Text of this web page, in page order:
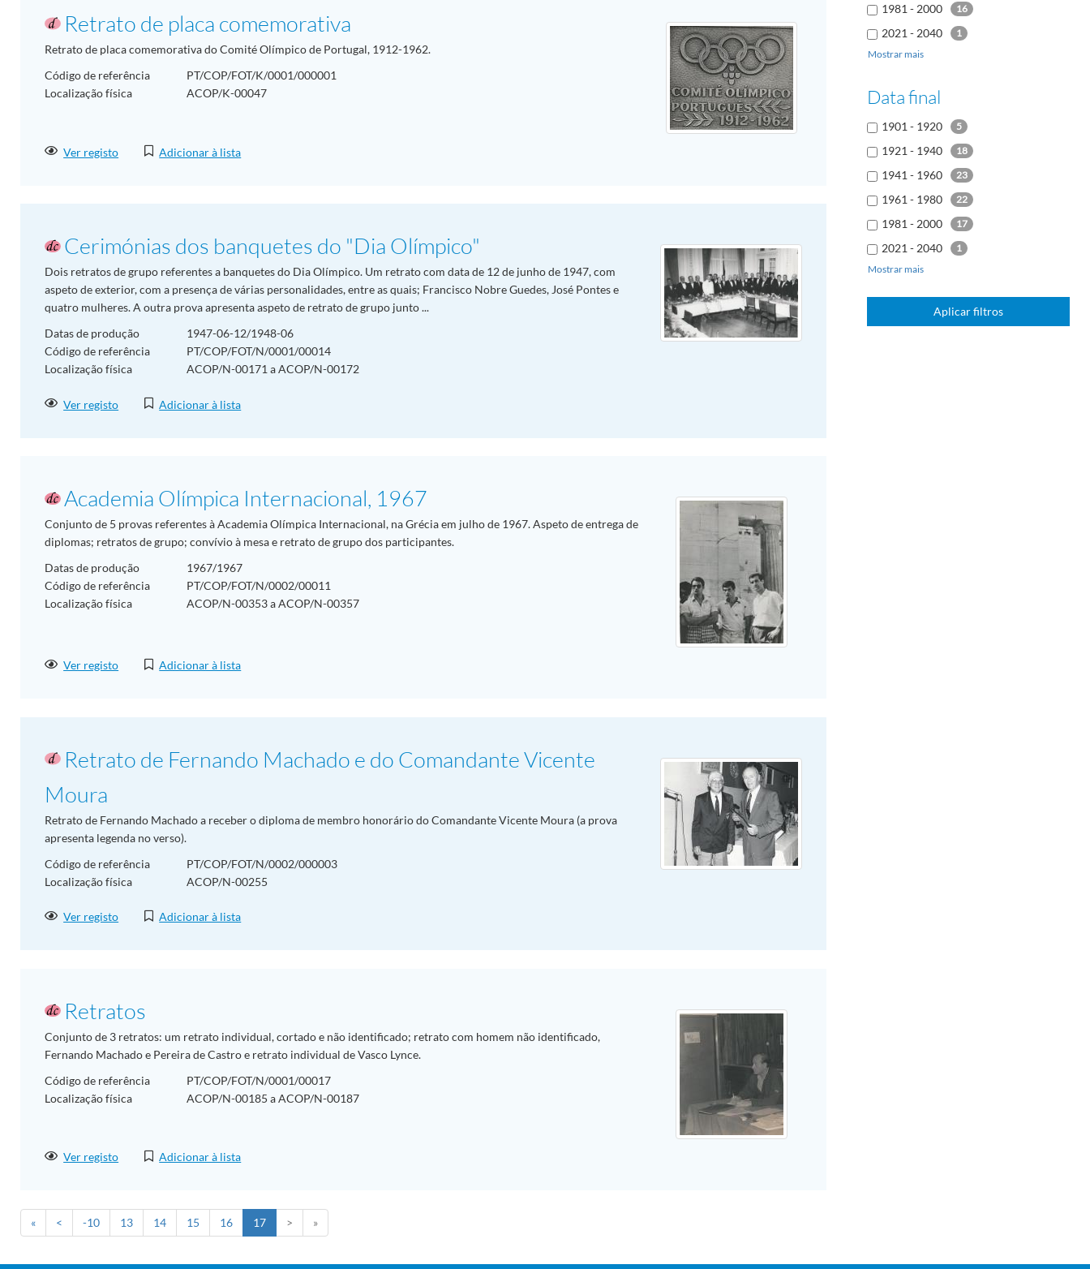
1981 - 2000 16
2021 - 2040
1
Mostrar mais
Data final
1901 - 1920 5
1921 - 1940 18
1941 - 1960 23
1961 - 1980 22
1981 - 2000 17
2021 - 2040
1
Mostrar mais
Aplicar filtros
Retrato de placa comemorativa
Retrato de placa comemorativa do Comité Olímpico de Portugal, 1912-1962.
Código de referência
PT/COP/FOT/K/0001/000001
Localização física
ACOP/K-00047
Ver registo Adicionar à lista
Cerimónias dos banquetes do "Dia Olímpico"
Dois retratos de grupo referentes a banquetes do Dia Olímpico. Um retrato com data de 12 de junho de 1947, com
aspeto de exterior, com a presença de várias personalidades, entre as quais; Francisco Nobre Guedes, José Pontes e
quatro mulheres. A outra prova apresenta aspeto de retrato de grupo junto ...
Datas de produção
1947-06-12/1948-06
Código de referência
PT/COP/FOT/N/0001/00014
Localização física
ACOP/N-00171 a ACOP/N-00172
Ver registo Adicionar à lista
Academia Olímpica Internacional, 1967
Conjunto de 5 provas referentes à Academia Olímpica Internacional, na Grécia em julho de 1967. Aspeto de entrega de
diplomas; retratos de grupo; convívio à mesa e retrato de grupo dos participantes.
Datas de produção
1967/1967
Código de referência
PT/COP/FOT/N/0002/00011
Localização física
ACOP/N-00353 a ACOP/N-00357
Ver registo Adicionar à lista
Retrato de Fernando Machado e do Comandante Vicente
Moura
Retrato de Fernando Machado a receber o diploma de membro honorário do Comandante Vicente Moura (a prova
apresenta legenda no verso).
Código de referência
PT/COP/FOT/N/0002/000003
Localização física
ACOP/N-00255
Ver registo Adicionar à lista
Retratos
Conjunto de 3 retratos: um retrato individual, cortado e não identificado; retrato com homem não identificado,
Fernando Machado e Pereira de Castro e retrato individual de Vasco Lynce.
Código de referência
PT/COP/FOT/N/0001/00017
Localização física
ACOP/N-00185 a ACOP/N-00187
Ver registo Adicionar à lista
« < -10 13 14 15 16 17 > »